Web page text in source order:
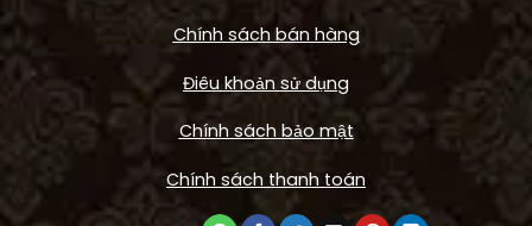
Chính sách bán hàng
Điêu khoản sử dụng
Chính sách bảo mật
Chính sách thanh toán